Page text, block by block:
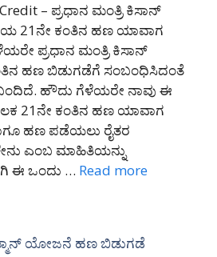
– ಪ್ರಧಾನ ಮಂತ್ರಿ ಕಿಸಾನ್
21ನೇ ಕಂತಿನ ಹಣ ಯಾವಾಗ
ಪ್ರಧಾನ ಮಂತ್ರಿ ಕಿಸಾನ್
ಹಣ ಬಿಡುಗಡೆಗೆ ಸಂಬಂಧಿಸಿದಂತೆ
ಹೌದು ಗೆಳೆಯರೇ ನಾವು ಈ
21ನೇ ಕಂತಿನ ಹಣ ಯಾವಾಗ
ಹಣ ಪಡೆಯಲು ರೈತರ
ಎಂಬ ಮಾಹಿತಿಯನ್ನು
ಈ ಒಂದು … Read more
ಯೋಜನೆ ಹಣ ಬಿಡುಗಡೆ